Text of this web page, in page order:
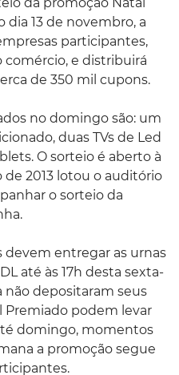
dia 13 de novembro, a
participantes,
e distribuirá
de 350 mil cupons.
no domingo são: um
duas TVs de Led
O sorteio é aberto à
2013 lotou o auditório
o sorteio da
devem entregar as urnas
até às 17h desta sexta-
não depositaram seus
Premiado podem levar
domingo, momentos
a promoção segue